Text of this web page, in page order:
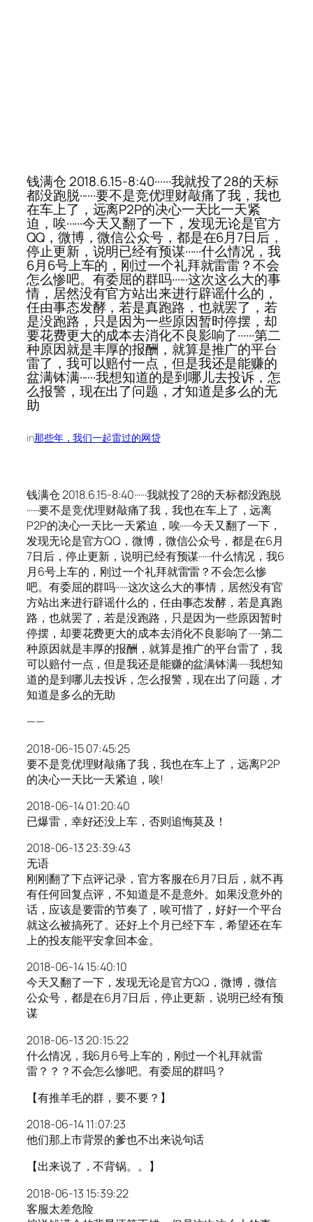
钱满仓 2018.6.15-8:40······我就投了28的天标
都没跑脱······要不是竞优理财敲痛了我，我也
在车上了，远离P2P的决心一天比一天紧
迫，唉······今天又翻了一下，发现无论是官方
QQ，微博，微信公众号，都是在6月7日后，
停止更新，说明已经有预谋······什么情况，我
6月6号上车的，刚过一个礼拜就雷雷？不会
怎么惨吧。有委屈的群吗······这次这么大的事
情，居然没有官方站出来进行辟谣什么的，
任由事态发酵，若是真跑路，也就罢了，若
是没跑路，只是因为一些原因暂时停摆，却
要花费更大的成本去消化不良影响了······第二
种原因就是丰厚的报酬，就算是推广的平台
雷了，我可以赔付一点，但是我还是能赚的
盆满钵满······我想知道的是到哪儿去投诉，怎
么报警，现在出了问题，才知道是多么的无
助
in那些年，我们一起雷过的网贷
钱满仓 2018.6.15-8:40······我就投了28的天标都没跑脱
······要不是竞优理财敲痛了我，我也在车上了，远离
P2P的决心一天比一天紧迫，唉······今天又翻了一下，
发现无论是官方QQ，微博，微信公众号，都是在6月
7日后，停止更新，说明已经有预谋······什么情况，我6
月6号上车的，刚过一个礼拜就雷雷？不会怎么惨
吧。有委屈的群吗······这次这么大的事情，居然没有官
方站出来进行辟谣什么的，任由事态发酵，若是真跑
路，也就罢了，若是没跑路，只是因为一些原因暂时
停摆，却要花费更大的成本去消化不良影响了······第二
种原因就是丰厚的报酬，就算是推广的平台雷了，我
可以赔付一点，但是我还是能赚的盆满钵满······我想知
道的是到哪儿去投诉，怎么报警，现在出了问题，才
知道是多么的无助
——
2018-06-15 07:45:25
要不是竞优理财敲痛了我，我也在车上了，远离P2P
的决心一天比一天紧迫，唉!
2018-06-14 01:20:40
已爆雷，幸好还没上车，否则追悔莫及！
2018-06-13 23:39:43
无语
刚刚翻了下点评记录，官方客服在6月7日后，就不再
有任何回复点评，不知道是不是意外。如果没意外的
话，应该是要雷的节奏了，唉可惜了，好好一个平台
就这么被搞死了。还好上个月已经下车，希望还在车
上的投友能平安拿回本金。
2018-06-14 15:40:10
今天又翻了一下，发现无论是官方QQ，微博，微信
公众号，都是在6月7日后，停止更新，说明已经有预
谋
2018-06-13 20:15:22
什么情况，我6月6号上车的，刚过一个礼拜就雷
雷？？？不会怎么惨吧。有委屈的群吗？
【有推羊毛的群，要不要？】
2018-06-14 11:07:23
他们那上市背景的爹也不出来说句话
【出来说了，不背锅。。】
2018-06-13 15:39:22
客服太差危险